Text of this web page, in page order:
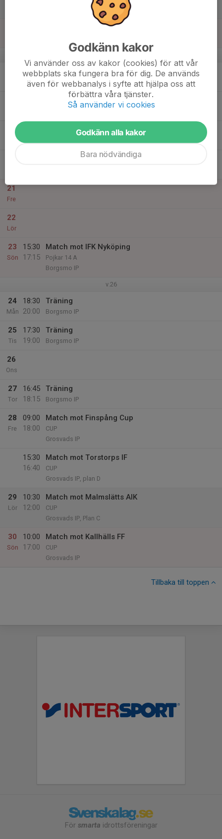
18:30
20:00
Träning
Borgsmo IP
Träning
19
Ons
21
Fre
22
Lör
23
Sön
15:30
17:15
Match mot IFK Nyköping
Pojkar 14 A
Borgsmo IP
v.26
24
Mån
18:30
20:00
Träning
Borgsmo IP
25
Tis
17:30
19:00
Träning
Borgsmo IP
26
Ons
27
Tor
16:45
18:15
Träning
Borgsmo IP
28
Fre
09:00
18:00
Match mot Finspång Cup
CUP
Grosvads IP
15:30
16:40
Match mot Torstorps IF
CUP
Grosvads IP, plan D
29
Lör
10:30
12:00
Match mot Malmslätts AIK
CUP
Grosvads IP, Plan C
30
Sön
10:00
17:00
Match mot Kallhälls FF
CUP
Grosvads IP
Tillbaka till toppen
För smarta idrottsföreningar
Godkänn kakor
Vi använder oss av kakor (cookies) för att vår
webbplats ska fungera bra för dig. De används
även för webbanalys i syfte att hjälpa oss att
förbättra våra tjänster.
Så använder vi cookies
Godkänn alla kakor
Bara nödvändiga